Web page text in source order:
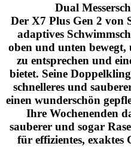
Dual
Der X7 Plus Gen 2 von
adaptives
oben und unten bewegt,
zu entsprechen und
bietet. Seine
schnelleres und
einen wunderschön
Ihre Wochenenden
sauberer und sogar
für effizientes, exaktes